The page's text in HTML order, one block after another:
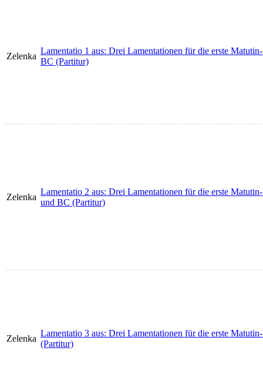
Zelenka
Lamentatio 1 aus: Drei Lamentationen für die erste
BC (Partitur)
Zelenka
Lamentatio 2 aus: Drei Lamentationen für die erste
und BC (Partitur)
Zelenka
Lamentatio 3 aus: Drei Lamentationen für die erste
(Partitur)